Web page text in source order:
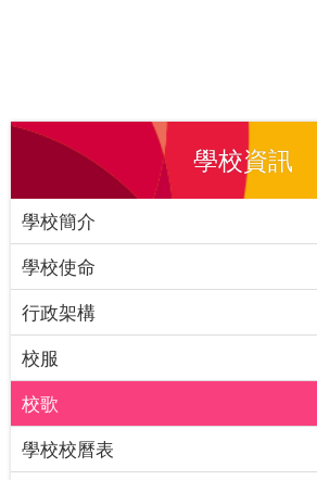
學校資訊
學校簡介
學校使命
行政架構
校服
校歌
學校校曆表